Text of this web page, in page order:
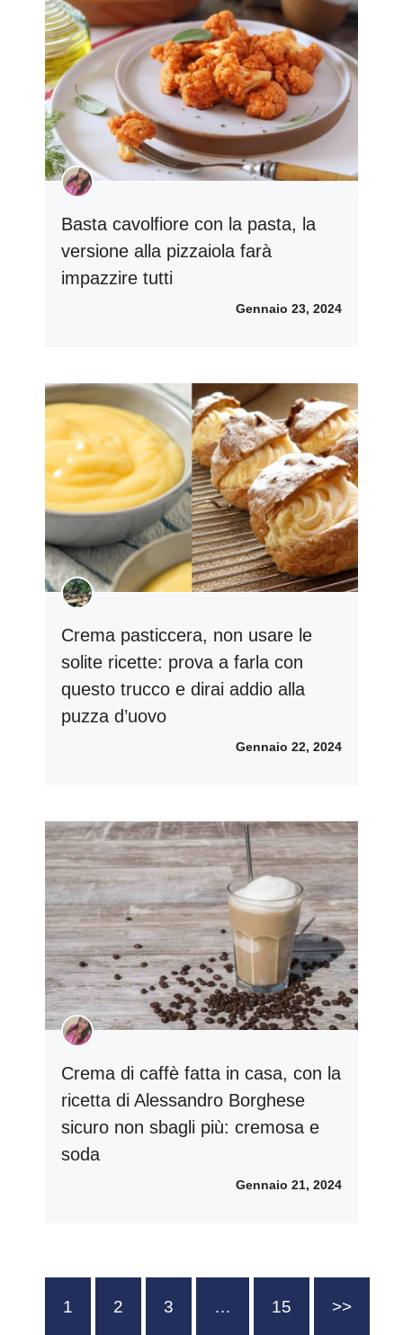
Basta cavolfiore con la pasta, la
versione alla pizzaiola farà
impazzire tutti
Gennaio 23, 2024
Crema pasticcera, non usare le
solite ricette: prova a farla con
questo trucco e dirai addio alla
puzza d’uovo
Gennaio 22, 2024
Crema di caffè fatta in casa, con la
ricetta di Alessandro Borghese
sicuro non sbagli più: cremosa e
soda
Gennaio 21, 2024
1 2 3 … 15 >>